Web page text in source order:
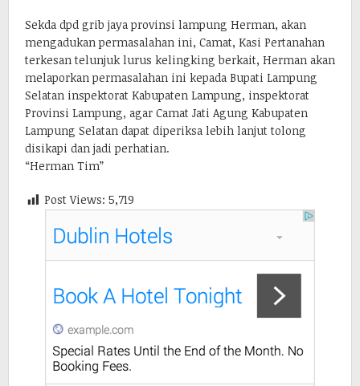
Sekda dpd grib jaya provinsi lampung Herman, akan
mengadukan permasalahan ini, Camat, Kasi Pertanahan
terkesan telunjuk lurus kelingking berkait, Herman akan
melaporkan permasalahan ini kepada Bupati Lampung
Selatan inspektorat Kabupaten Lampung, inspektorat
Provinsi Lampung, agar Camat Jati Agung Kabupaten
Lampung Selatan dapat diperiksa lebih lanjut tolong
disikapi dan jadi perhatian.
“Herman Tim”
Post Views: 5,719